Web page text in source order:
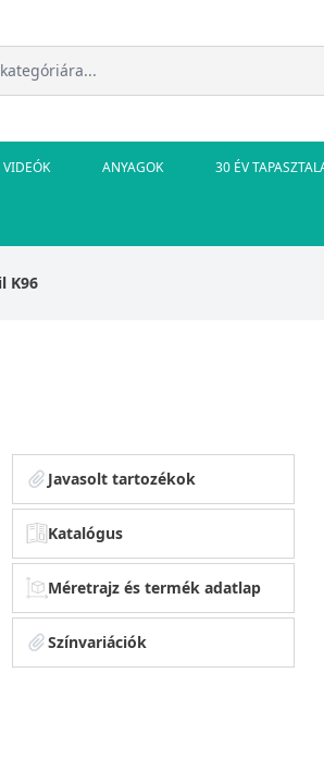
VIDEÓK ANYAGOK 30 ÉV
K96
Javasolt tartozékok
Katalógus
Méretrajz és termék adatlap
Színvariációk